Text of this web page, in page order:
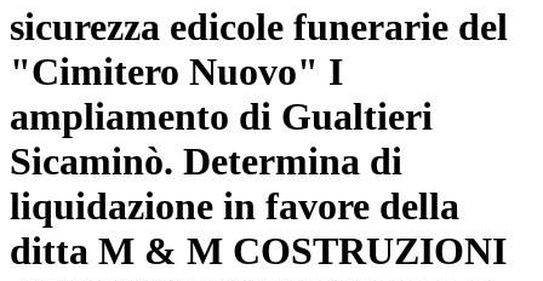
sicurezza edicole funerarie del
"Cimitero Nuovo" I
ampliamento di Gualtieri
Sicaminò. Determina di
liquidazione in favore della
ditta M & M COSTRUZIONI